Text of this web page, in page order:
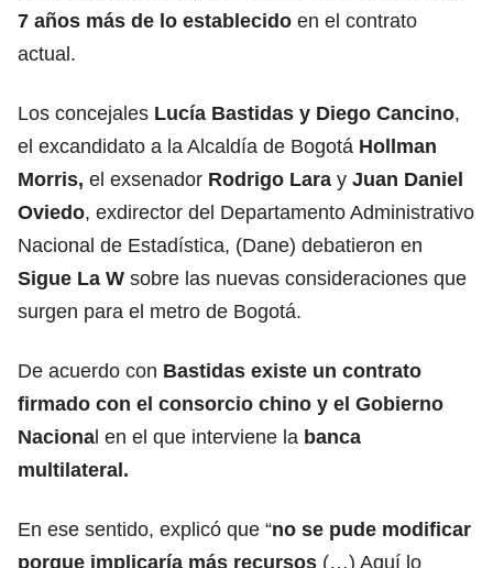
7 años más de lo establecido en el contrato
actual.
Los concejales Lucía Bastidas y Diego Cancino,
el excandidato a la Alcaldía de Bogotá Hollman
Morris, el exsenador Rodrigo Lara y Juan Daniel
Oviedo, exdirector del Departamento Administrativo
Nacional de Estadística, (Dane) debatieron en
Sigue La W sobre las nuevas consideraciones que
surgen para el metro de Bogotá.
De acuerdo con Bastidas existe un contrato
firmado con el consorcio chino y el Gobierno
Nacional en el que interviene la banca
multilateral.
En ese sentido, explicó que “no se pude modificar
porque implicaría más recursos (…) Aquí lo